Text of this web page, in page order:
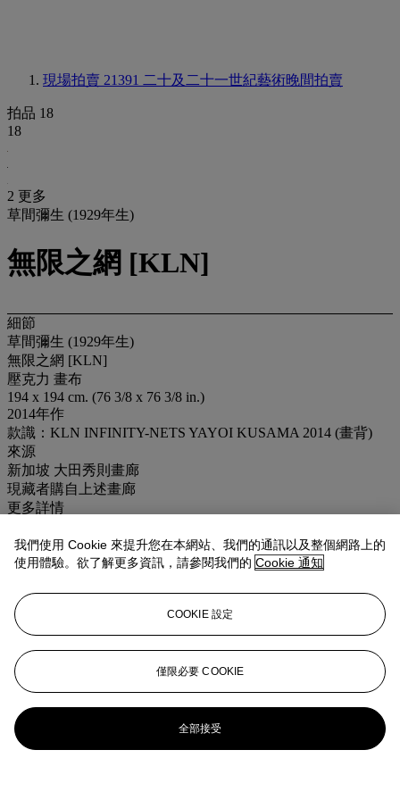
現場拍賣 21391 二十及二十一世紀藝術晚間拍賣
拍品 18
18
2 更多
草間彌生 (1929年生)
無限之網 [KLN]
細節
草間彌生 (1929年生)
無限之網 [KLN]
壓克力 畫布
194 x 194 cm. (76 3/8 x 76 3/8 in.)
2014年作
款識：KLN INFINITY-NETS YAYOI KUSAMA 2014 (畫背)
來源
新加坡 大田秀則畫廊
現藏者購自上述畫廊
更多詳情
業務規定
更多來自二十及二十一世紀藝術晚間拍
賣
查看全部
查看全部
我們使用 Cookie 來提升您在本網站、我們的通訊以及整個網路上的
使用體驗。欲了解更多資訊，請參閱我們的 Cookie 通知
COOKIE 設定
僅限必要 COOKIE
全部接受